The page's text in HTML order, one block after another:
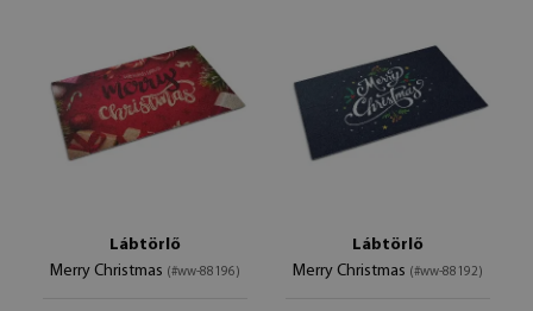
Lábtörlő
Merry Christmas (#ww-88196)
Lábtörlő
Merry Christmas (#ww-88192)